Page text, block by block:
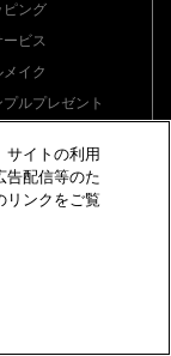
ング
ービス
イク
ルプレゼント
サイトの利用
告配信等のた
リンクをご覧ギフトをお探しですか？